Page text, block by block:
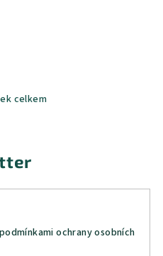
O
á
d
a
p
celkem
podmínkami ochrany osobních